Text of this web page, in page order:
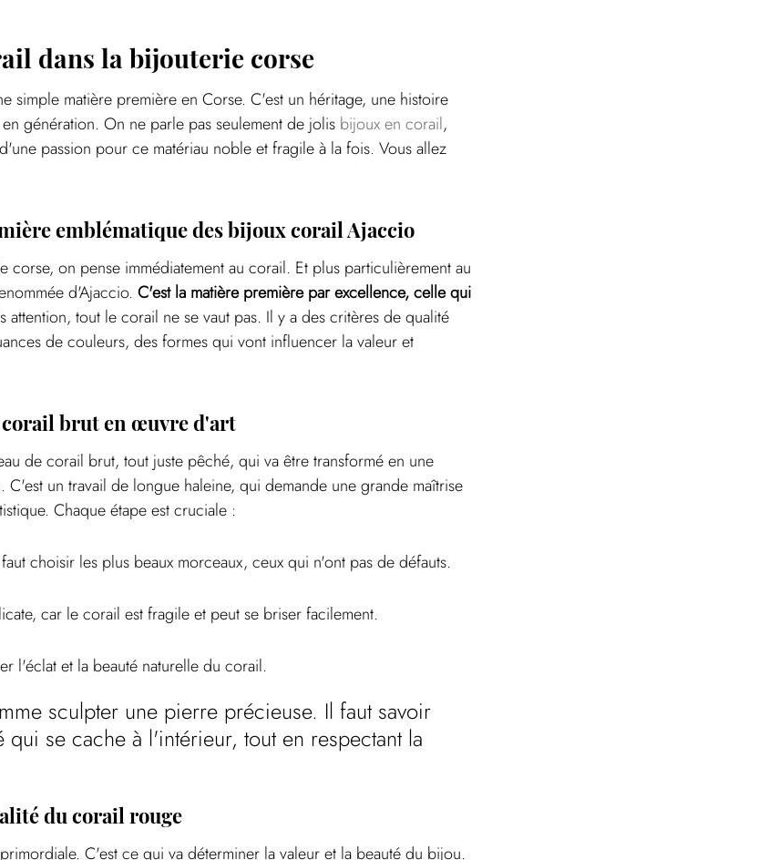
dans la bijouterie corse
simple matière première en Corse. C'est un héritage, une histoire
génération. On ne parle pas seulement de jolis bijoux en corail,
passion pour ce matériau noble et fragile à la fois. Vous allez
emblématique des bijoux corail Ajaccio
corse, on pense immédiatement au corail. Et plus particulièrement au
d'Ajaccio. C'est la matière première par excellence, celle qui
attention, tout le corail ne se vaut pas. Il y a des critères de qualité
de couleurs, des formes qui vont influencer la valeur et
brut en œuvre d'art
de corail brut, tout juste pêché, qui va être transformé en une
. C'est un travail de longue haleine, qui demande une grande maîtrise
Chaque étape est cruciale :
choisir les plus beaux morceaux, ceux qui n'ont pas de défauts.
car le corail est fragile et peut se briser facilement.
l'éclat et la beauté naturelle du corail.
sculpter une pierre précieuse. Il faut savoir
qui se cache à l'intérieur, tout en respectant la
du corail rouge
C'est ce qui va déterminer la valeur et la beauté du bijou.